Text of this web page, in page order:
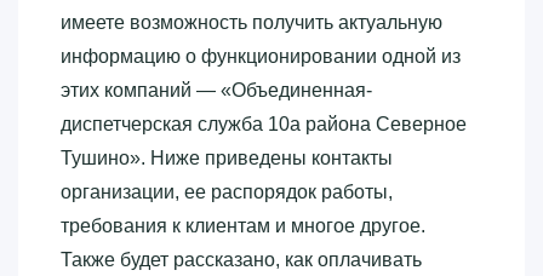
имеете возможность получить актуальную
информацию о функционировании одной из
этих компаний — «‎Объединенная-
диспетчерская служба 10а района Северное
Тушино»‎. Ниже приведены контакты
организации, ее распорядок работы,
требования к клиентам и многое другое.
Также будет рассказано, как оплачивать